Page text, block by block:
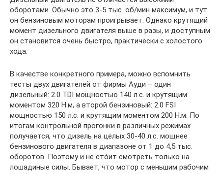
оборотами. Обычно это 3-5 тыс. об/мин максимум, и тут
он бензиновым моторам проигрывает. Однако крутящий
момент дизельного двигателя выше в разы, и доступным
он становится очень быстро, практически с холостого
хода.
В качестве конкретного примера, можно вспомнить
тесты двух двигателей от фирмы Ауди – один
дизельный: 2.0 TDI мощностью 140 л.с. и крутящим
моментом 320 Н.м, а второй бензиновый: 2.0 FSI
мощностью 150 л.с. и крутящим моментом 200 Н.м. По
итогам контрольной прогонки в различных режимах
получается, что дизель на целых 30-40 л.с. мощнее
бензинового двигателя в диапазоне от 1 до 4,5 тыс.
оборотов. Поэтому и не сто́ит смотреть только на
лошадиные силы. Бывает, что мотор с меньшим рабочим